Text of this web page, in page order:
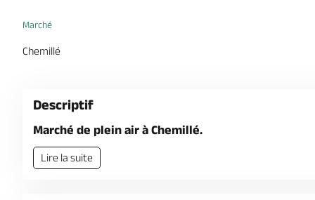
Marché
Chemillé
Descriptif
Marché de plein air à Chemillé.
Lire la suite